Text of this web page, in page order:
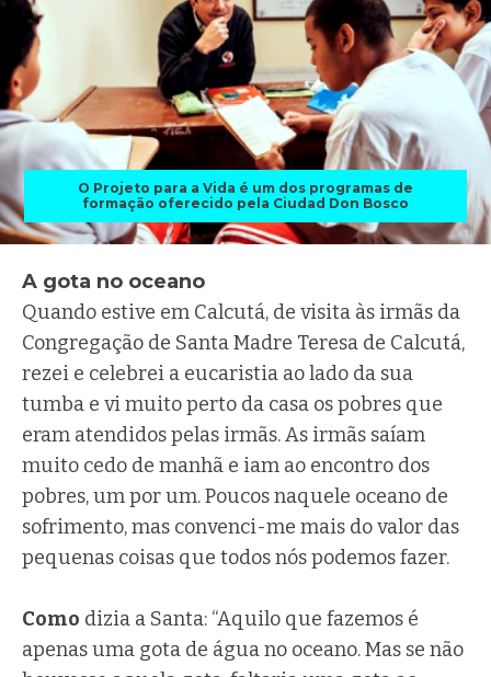
O Projeto para a Vida é um dos programas de
formação oferecido pela Ciudad Don Bosco
A gota no oceano
Quando estive em Calcutá, de visita às irmãs da
Congregação de Santa Madre Teresa de Calcutá,
rezei e celebrei a eucaristia ao lado da sua
tumba e vi muito perto da casa os pobres que
eram atendidos pelas irmãs. As irmãs saíam
muito cedo de manhã e iam ao encontro dos
pobres, um por um. Poucos naquele oceano de
sofrimento, mas convenci-me mais do valor das
pequenas coisas que todos nós podemos fazer.
Como dizia a Santa: “Aquilo que fazemos é
apenas uma gota de água no oceano. Mas se não